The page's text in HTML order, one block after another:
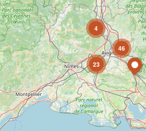
4
23
46